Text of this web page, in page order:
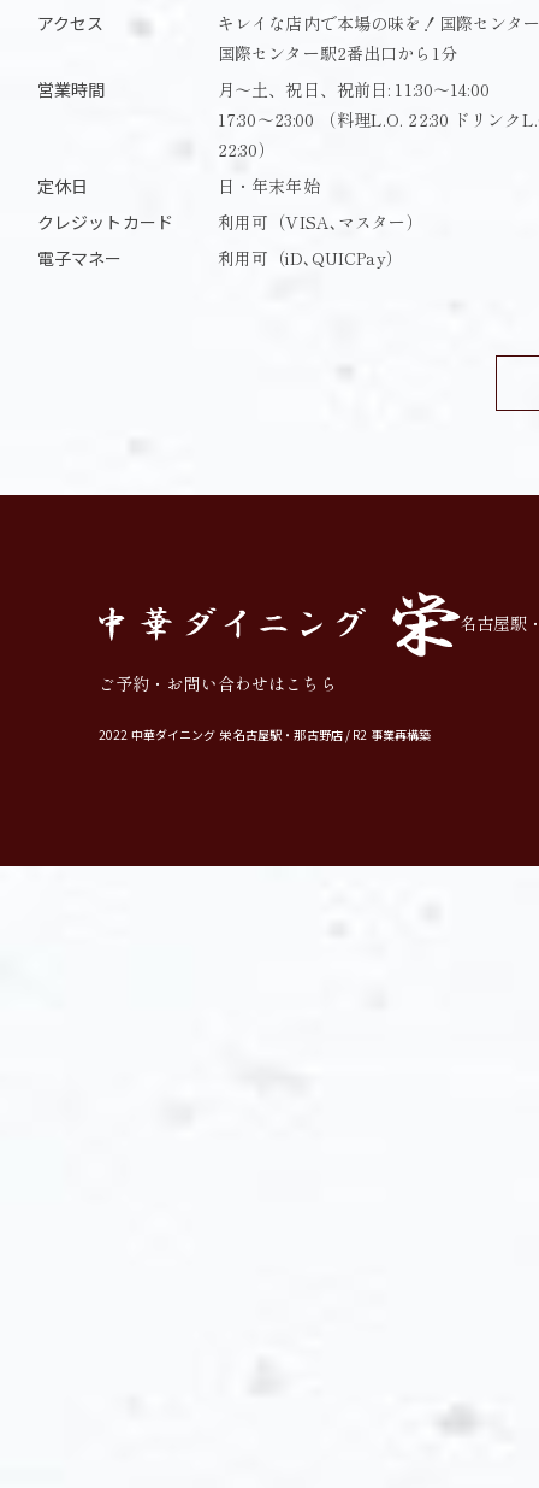
アクセス
キレイな店内で本場の味を！国際センタ
国際センター駅2番出口から1分
営業時間
月～土、祝日、祝前日: 11:30～14:00
17:30～23:00 （料理L.O. 22:30 ドリンク
22:30）
定休日
日・年末年始
クレジットカード
利用可（VISA､マスター）
電子マネー
利用可（iD､QUICPay）
名古屋駅
ご予約・お問い合わせはこちら
2022 中華ダイニング 栄 名古屋駅・那古野店 / R2 事業再構築